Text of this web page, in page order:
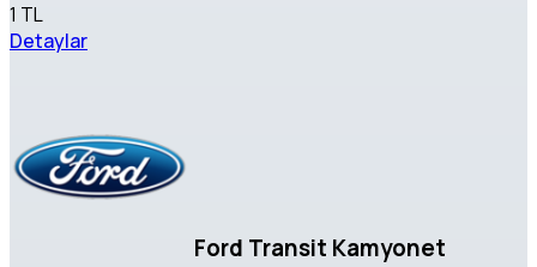
1 TL
Detaylar
Ford Transit Kamyonet